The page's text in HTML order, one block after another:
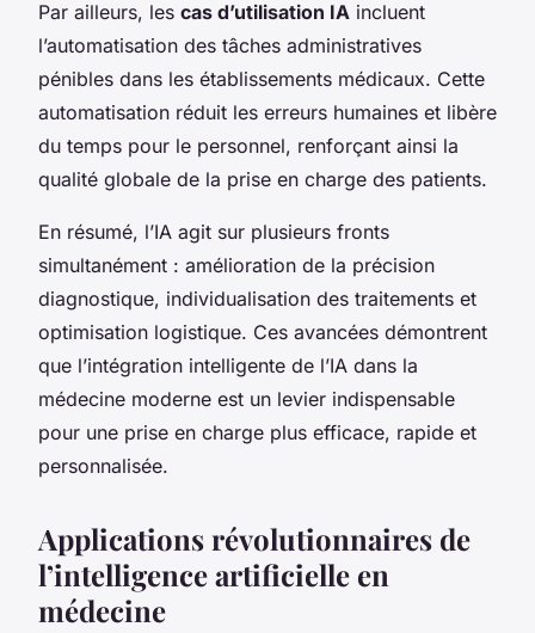
Par ailleurs, les cas d’utilisation IA incluent
l’automatisation des tâches administratives
pénibles dans les établissements médicaux. Cette
automatisation réduit les erreurs humaines et libère
du temps pour le personnel, renforçant ainsi la
qualité globale de la prise en charge des patients.
En résumé, l’IA agit sur plusieurs fronts
simultanément : amélioration de la précision
diagnostique, individualisation des traitements et
optimisation logistique. Ces avancées démontrent
que l’intégration intelligente de l’IA dans la
médecine moderne est un levier indispensable
pour une prise en charge plus efficace, rapide et
personnalisée.
Applications révolutionnaires de
l’intelligence artificielle en
médecine